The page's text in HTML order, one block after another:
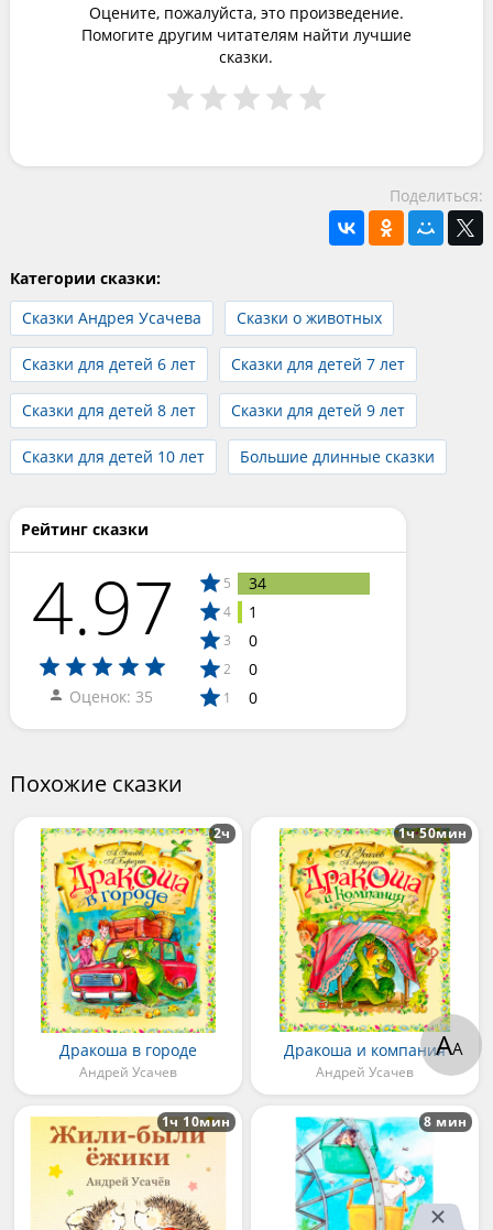
Оцените, пожалуйста, это произведение.
Помогите другим читателям найти лучшие
сказки.
Поделиться:
Категории сказки:
Сказки Андрея Усачева
Сказки о животных
Сказки для детей 6 лет Сказки для детей 7 лет
Сказки для детей 8 лет Сказки для детей 9 лет
Сказки для детей 10 лет Большие длинные сказки
Рейтинг сказки
4.97
Оценок: 35
5 34
4 1
3 0
2 0
1 0
Похожие сказки
Дракоша в городе
Андрей Усачев
2ч
Дракоша и компания
Андрей Усачев
1ч 50мин
1ч 10мин 8 мин
АА